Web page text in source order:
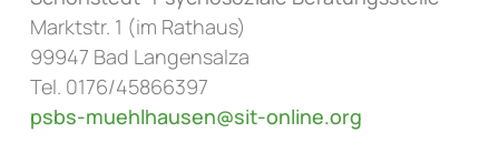
Marktstr. 1 (im Rathaus)
99947 Bad Langensalza
Tel. 0176/45866397
psbs-muehlhausen@sit-online.org